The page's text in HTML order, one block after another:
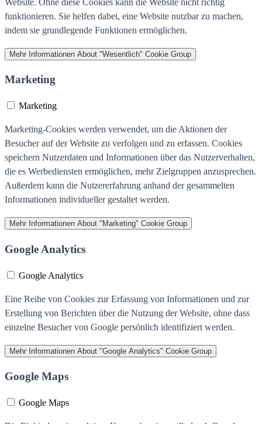
funktionieren. Sie helfen dabei, eine Website nutzbar zu machen,
indem sie grundlegende Funktionen ermöglichen.
Mehr Informationen About "Wesentlich" Cookie Group
Marketing
Marketing
Marketing-Cookies werden verwendet, um die Aktionen der
Besucher auf der Website zu verfolgen und zu erfassen. Cookies
speichern Nutzerdaten und Informationen über das Nutzerverhalten,
die es Werbediensten ermöglichen, mehr Zielgruppen anzusprechen.
Außerdem kann die Nutzererfahrung anhand der gesammelten
Informationen individueller gestaltet werden.
Mehr Informationen About "Marketing" Cookie Group
Google Analytics
Google Analytics
Eine Reihe von Cookies zur Erfassung von Informationen und zur
Erstellung von Berichten über die Nutzung der Website, ohne dass
einzelne Besucher von Google persönlich identifiziert werden.
Mehr Informationen About "Google Analytics" Cookie Group
Google Maps
Google Maps